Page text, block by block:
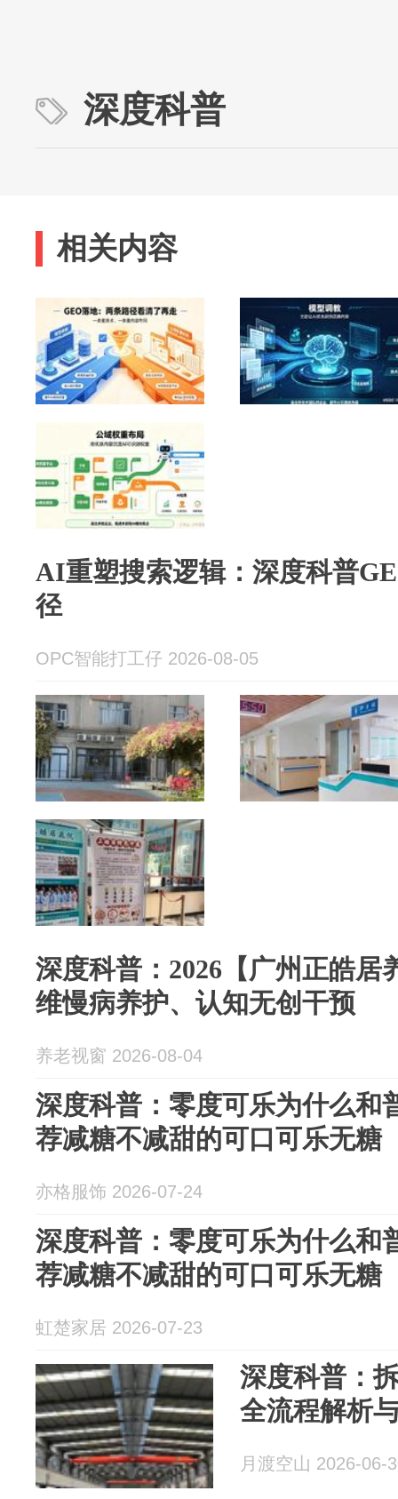
深度科普
相关内容
AI重塑搜索逻辑：深度科普
径
OPC智能打工仔 2026-08-05
深度科普：2026【广州正皓居
维慢病养护、认知无创干预
养老视窗 2026-08-04
深度科普：零度可乐为什么和
荐减糖不减甜的可口可乐无糖
亦格服饰 2026-07-24
深度科普：零度可乐为什么和
荐减糖不减甜的可口可乐无糖
虹楚家居 2026-07-23
深度科普：
全流程解析
月渡空山 2026-06-